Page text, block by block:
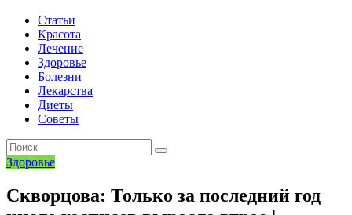
Статьи
Красота
Лечение
Здоровье
Болезни
Лекарства
Диеты
Советы
Здоровье
Скворцова: Только за последний год